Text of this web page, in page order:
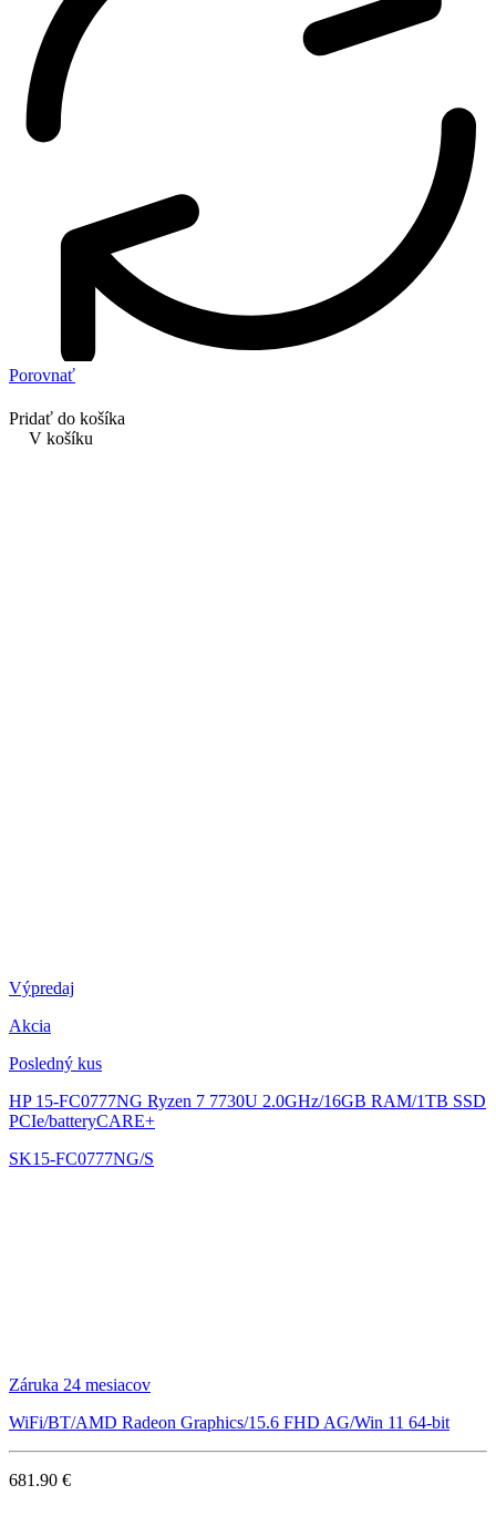
Porovnať
Pridať do košíka
V košíku
Výpredaj
Akcia
Posledný kus
HP 15-FC0777NG Ryzen 7 7730U 2.0GHz/16GB RAM/1TB SSD
PCIe/batteryCARE+
SK15-FC0777NG/S
Záruka 24 mesiacov
WiFi/BT/AMD Radeon Graphics/15.6 FHD AG/Win 11 64-bit
681.90 €